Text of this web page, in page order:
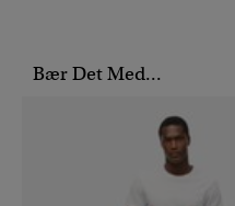
Bær Det Med...